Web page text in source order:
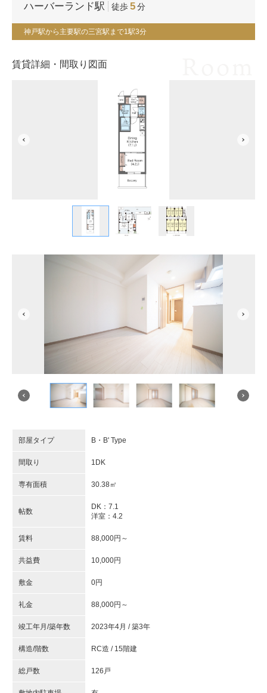
ハーバーランド駅 徒歩5分
神戸駅から主要駅の三宮駅まで1駅3分
賃貸詳細・間取り図面
部屋タイプ B・B' Type
間取り 1DK
専有面積 30.38㎡
帖数
DK：7.1
洋室：4.2
賃料 88,000円～
共益費 10,000円
敷金 0円
礼金 88,000円～
竣工年月/築年数 2023年4月 / 築3年
構造/階数 RC造 / 15階建
総戸数 126戸